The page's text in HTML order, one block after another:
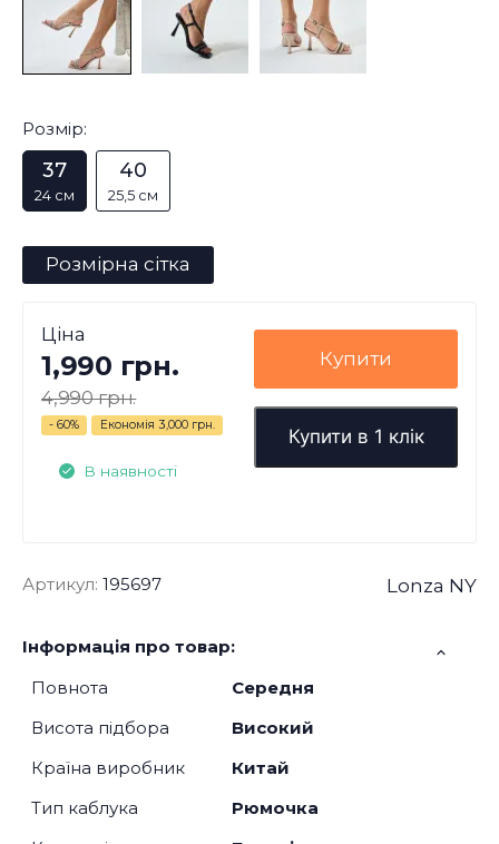
Розмір:
37
24 см
40
25,5 см
Розмірна сітка
Ціна
1,990 грн.
4,990 грн.
- 60% Економія 3,000 грн.
В наявності
Купити
Купити в 1 клік
Артикул: 195697 Lonza NY
Інформація про товар:
Повнота
Середня
Висота підбора
Високий
Країна виробник
Китай
Тип каблука
Рюмочка